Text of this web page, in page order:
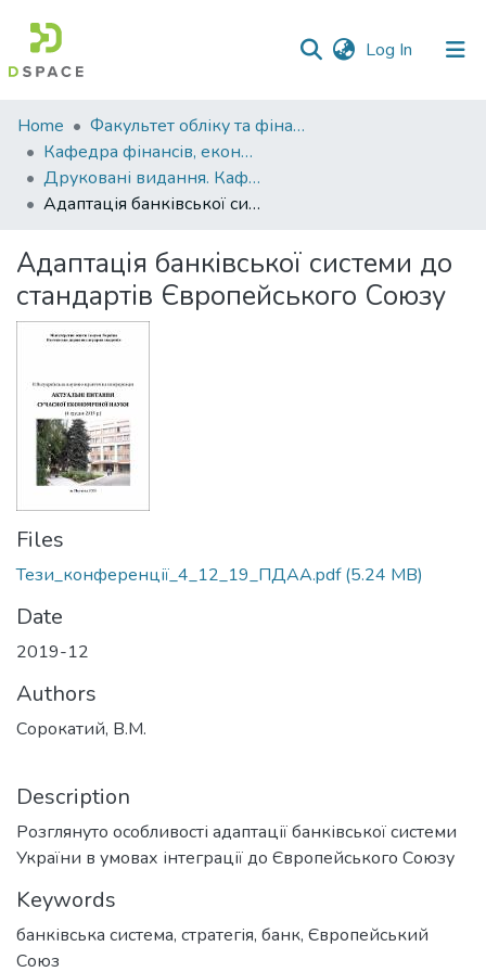
Log In (current)
Communities
&
Collections
All of DSpace
Statistics
Home
Факультет обліку та фінансів
Кафедра фінансів, економічних досліджень і туризму
Друковані видання. Кафедра фінансів, економічних досліджень і туризму
Адаптація банківської системи до стандартів Європейського Союзу
Адаптація банківської системи до
стандартів Європейського Союзу
Files
Тези_конференції_4_12_19_ПДАА.pdf(5.24 MB)
Date
2019-12
Authors
Сорокатий, В.М.
Description
Розглянуто особливості адаптації банківської системи
України в умовах інтеграції до Європейського Союзу
Keywords
банківська система, стратегія, банк, Європейський
Союз